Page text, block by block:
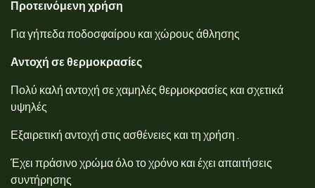
Προτεινόμενη χρήση
Για γήπεδα ποδοσφαίρου και χώρους άθλησης
Αντοχή σε θερμοκρασίες
Πολύ καλή αντοχή σε χαμηλές θερμοκρασίες και σχετικά
υψηλές
Εξαιρετική αντοχή στις ασθένειες και τη χρήση .
Έχει πράσινο χρώμα όλο το χρόνο και έχει απαιτήσεις
συντήρησης